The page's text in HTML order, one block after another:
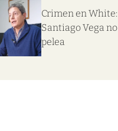
Crimen en
Santiago Vega
pelea